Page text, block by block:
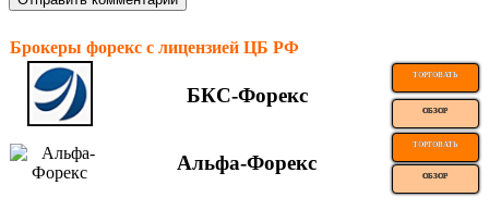
Брокеры форекс с лицензией ЦБ РФ
БКС-Форекс
ТОРГОВАТЬ
ОБЗОР
Альфа-Форекс
ТОРГОВАТЬ
ОБЗОР